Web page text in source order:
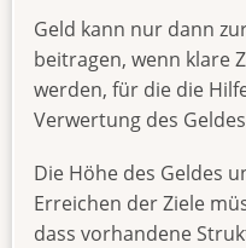
Geld kann nur dann
beitragen, wenn klare
werden, für die die
Verwertung des
Die Höhe des Geldes
Erreichen der Ziele
dass vorhandene